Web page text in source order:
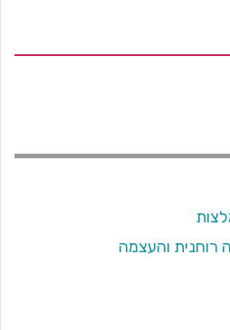
רוחנית והעצמה